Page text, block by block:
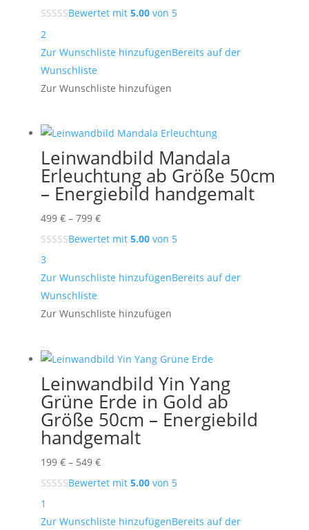
99 €
399 €
Bewertet mit 5.00von 5
2
Zur Wunschliste hinzufügenBereits auf der
Wunschliste
Zur Wunschliste hinzufügen
Leinwandbild Mandala
Erleuchtung ab Größe 50cm
– Energiebild handgemalt
499 € – 799 €Preisspanne:
499 €
799 €
Bewertet mit 5.00von 5
3
Zur Wunschliste hinzufügenBereits auf der
Wunschliste
Zur Wunschliste hinzufügen
Leinwandbild Yin Yang
Grüne Erde in Gold ab
Größe 50cm – Energiebild
handgemalt
199 € – 549 €Preisspanne:
199 €
549 €
Bewertet mit 5.00von 5
1
Zur Wunschliste hinzufügenBereits auf der